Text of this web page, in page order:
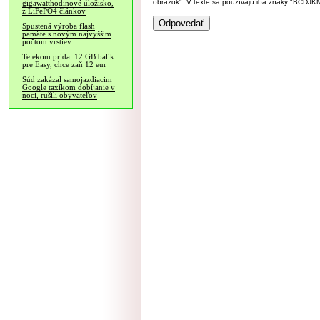
gigawatthodinové úložisko,
z LiFePO4 článkov
Spustená výroba flash
pamäte s novým najvyšším
počtom vrstiev
Telekom pridal 12 GB balík
pre Easy, chce zaň 12 eur
Súd zakázal samojazdiacim
Google taxíkom dobíjanie v
noci, rušili obyvateľov
obrázok". V texte sa používajú iba znaky